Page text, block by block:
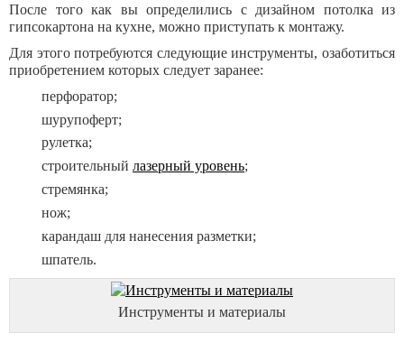
После того как вы определились с дизайном потолка из
гипсокартона на кухне, можно приступать к монтажу.
Для этого потребуются следующие инструменты, озаботиться
приобретением которых следует заранее:
перфоратор;
шурупоферт;
рулетка;
строительный лазерный уровень;
стремянка;
нож;
карандаш для нанесения разметки;
шпатель.
Инструменты и материалы